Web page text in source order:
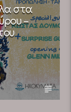
στα
–